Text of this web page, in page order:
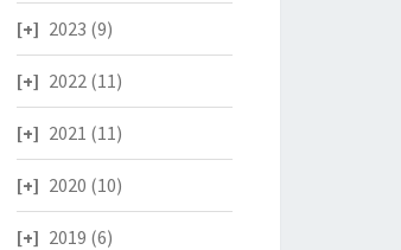
2023 (9)
2022 (11)
2021 (11)
2020 (10)
2019 (6)